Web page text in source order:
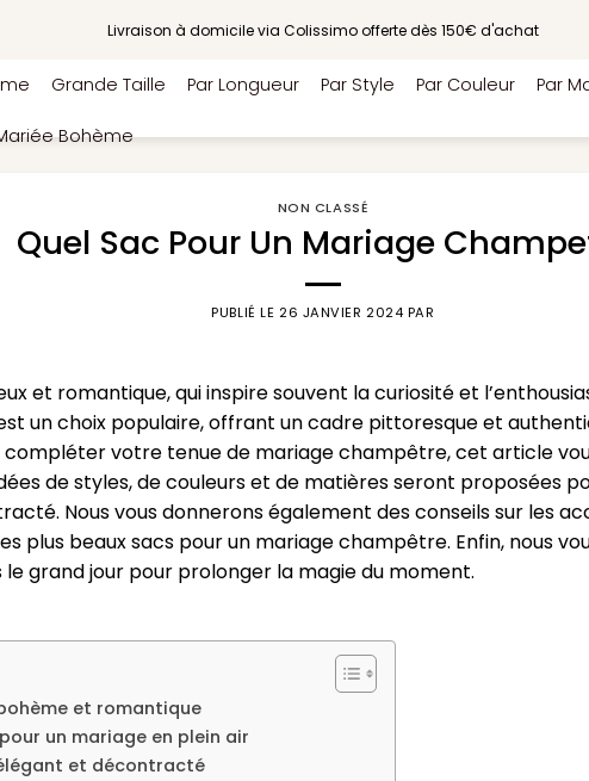
Livraison à domicile via Colissimo offerte dès 150€ d'achat
Grande Taille Par Longueur Par Style Par Couleur Par
Bohème
NON CLASSÉ
Quel Sac Pour Un Mariage
PUBLIÉ LE 26 JANVIER 2024 PAR
et romantique, qui inspire souvent la curiosité et
un choix populaire, offrant un cadre pittoresque et
compléter votre tenue de mariage champêtre, cet article
de styles, de couleurs et de matières seront proposées
Nous vous donnerons également des conseils sur les
plus beaux sacs pour un mariage champêtre. Enfin, nous
grand jour pour prolonger la magie du moment.
et romantique
un mariage en plein air
et décontracté